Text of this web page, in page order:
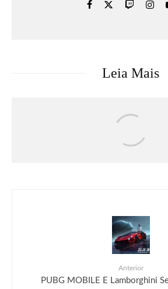
Leia Mais
Bad Bunny e Zara
Antonio, coleção inspirada
Anterior
PUBG MOBILE E Lamborghini